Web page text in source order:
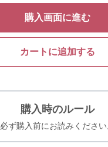
購入画面に進む
カートに追加する
購入時のルール
必ず購入前にお読みください